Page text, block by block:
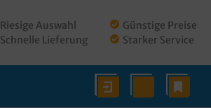
Riesige Auswahl
Schnelle Lieferung
Günstige Preise
Starker Service